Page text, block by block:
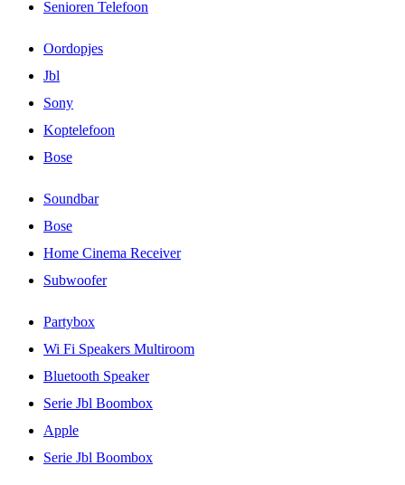
Senioren Telefoon
Oordopjes
Jbl
Sony
Koptelefoon
Bose
Soundbar
Bose
Home Cinema Receiver
Subwoofer
Partybox
Wi Fi Speakers Multiroom
Bluetooth Speaker
Serie Jbl Boombox
Apple
Serie Jbl Boombox